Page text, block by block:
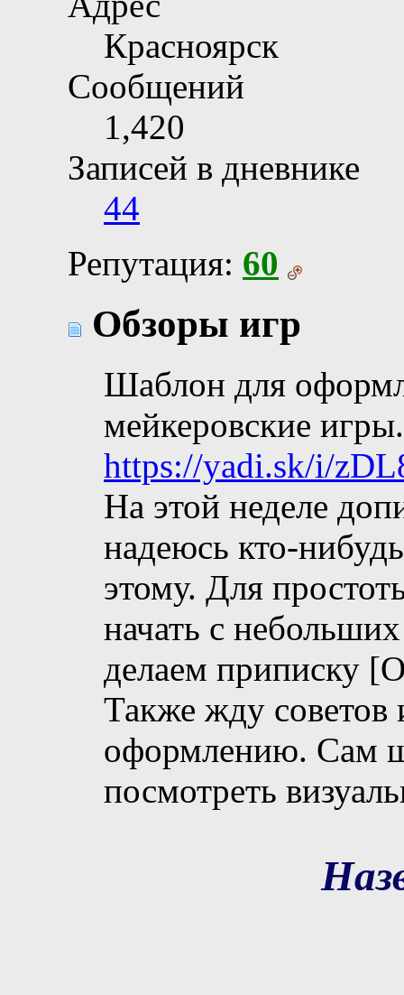
Красноярск
Сообщений
1,420
Записей в дневнике
44
Репутация: 60
Обзоры игр
Шаблон для
мейкеровские игры.
https://yadi.sk/i/
На этой неделе
надеюсь кто-
этому. Для
начать с
делаем приписку
Также жду
оформлению. Сам
посмотреть